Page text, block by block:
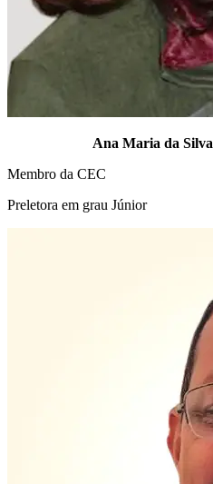
Ana Maria da
Membro da CEC
Preletora em grau Júnior